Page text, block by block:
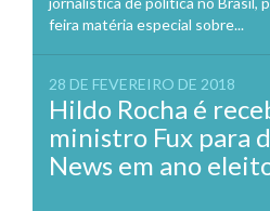
feira matéria especial sobre...
28 DE FEVEREIRO DE 2018
Hildo Rocha é
ministro Fux para
News em ano